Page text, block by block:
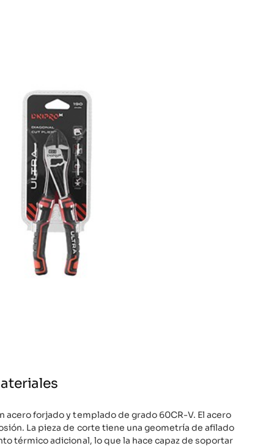
acero forjado y templado de grado 60CR-V. El acero
La pieza de corte tiene una geometría de afilado
térmico adicional, lo que la hace capaz de soportar